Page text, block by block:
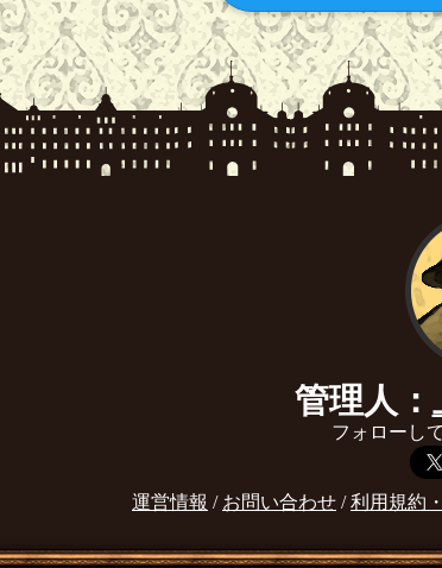
管理人：
フォローし
運営情報 / お問い合わせ /利用規約